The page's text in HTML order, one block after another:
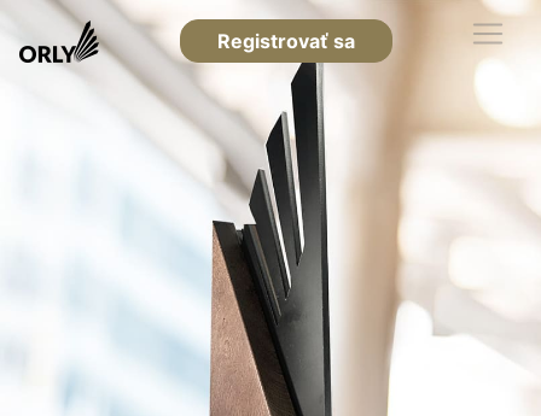
Registrovať sa